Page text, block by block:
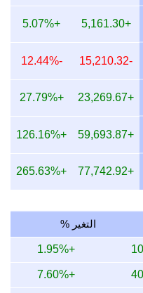
102,222.45
100,159.14
98,829.31
100,142.92
100,138.39
+5,161.30
+5.07%
-15,210.32
-12.44%
+23,269.67
+27.79%
+59,693.87
+126.16%
+77,742.92
+265.63%
التغير %
+1.95%
+7.60%